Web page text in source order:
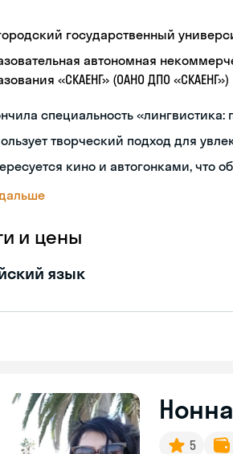
государственный
автономная
«СКАЕНГ» (ОАНО ДПО «СКАЕНГ»)
специальность
творческий подход для
кино и автогонками, что
и цены
язык
Нонна
5